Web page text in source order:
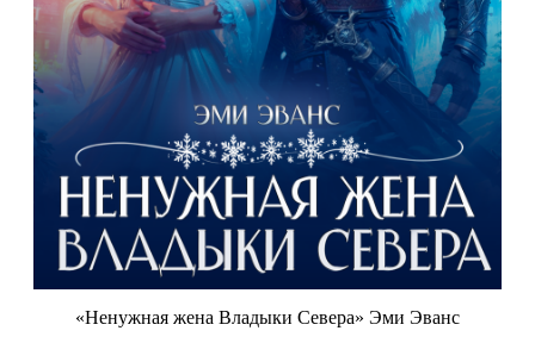
«Ненужная жена Владыки Севера» Эми Эванс